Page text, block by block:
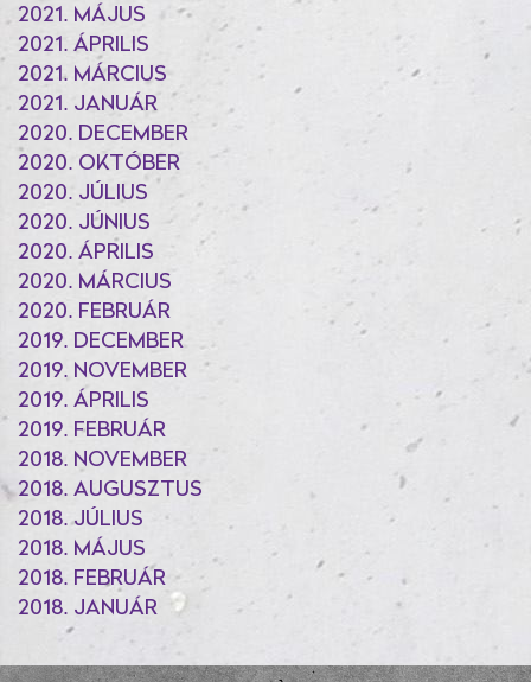
2021. MÁJUS
2021. ÁPRILIS
2021. MÁRCIUS
2021. JANUÁR
2020. DECEMBER
2020. OKTÓBER
2020. JÚLIUS
2020. JÚNIUS
2020. ÁPRILIS
2020. MÁRCIUS
2020. FEBRUÁR
2019. DECEMBER
2019. NOVEMBER
2019. ÁPRILIS
2019. FEBRUÁR
2018. NOVEMBER
2018. AUGUSZTUS
2018. JÚLIUS
2018. MÁJUS
2018. FEBRUÁR
2018. JANUÁR